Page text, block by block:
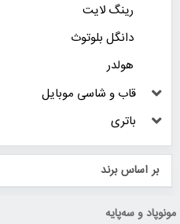
رینگ لایت
دانگل بلوتوث
هولدر
قاب و شاسی موبایل
باتری
بر اساس برند
مونوپاد و سه‌پایه